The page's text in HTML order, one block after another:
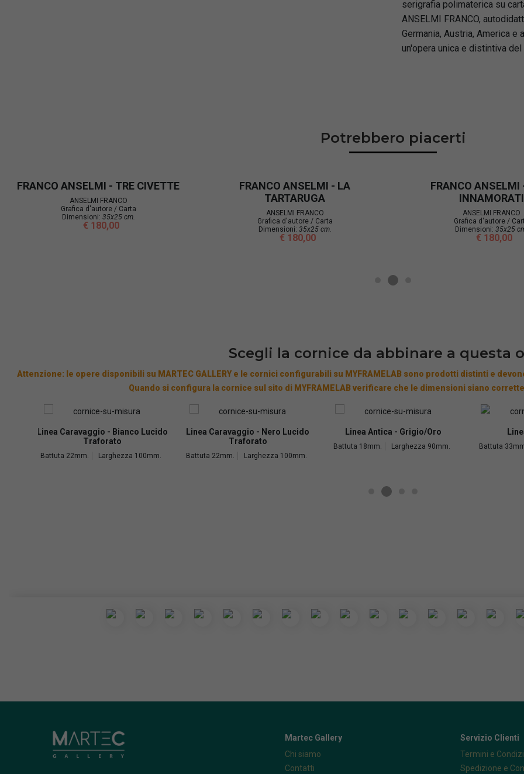
serigrafia polimaterica su
ANSELMI FRANCO,
Germania, Austria, America
un'opera unica e distintiva
Potrebbero piacerti
FRANCO ANSELMI - TRE CIVETTE
ANSELMI FRANCO
Grafica d'autore / Carta
Dimensioni: 35x25 cm.
€ 180,00
FRANCO ANSELMI - LA
TARTARUGA
ANSELMI FRANCO
Grafica d'autore / Carta
Dimensioni: 35x25 cm.
€ 180,00
FRANCO ANSELMI
INNAMORATI
ANSELMI FRANCO
Grafica d'autore /
Dimensioni: 35x25
€ 180,00
Scegli la cornice da abbinare a questa
Attenzione: le opere disponibili su MARTEC GALLERY e le cornici configurabili su MYFRAMELAB sono prodotti distinti e
Quando si configura la cornice sul sito di MYFRAMELAB verificare che le dimensioni siano
Martec Gallery
Chi siamo
Contatti
Servizio Clienti
Termini e
Spedizione e